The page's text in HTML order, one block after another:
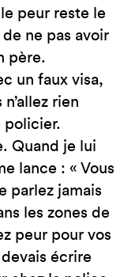
peur reste le
ne pas avoir
père.
un faux visa,
rien
policier.
Quand je lui
lance : « Vous
parlez jamais
les zones de
peur pour vos
écrire